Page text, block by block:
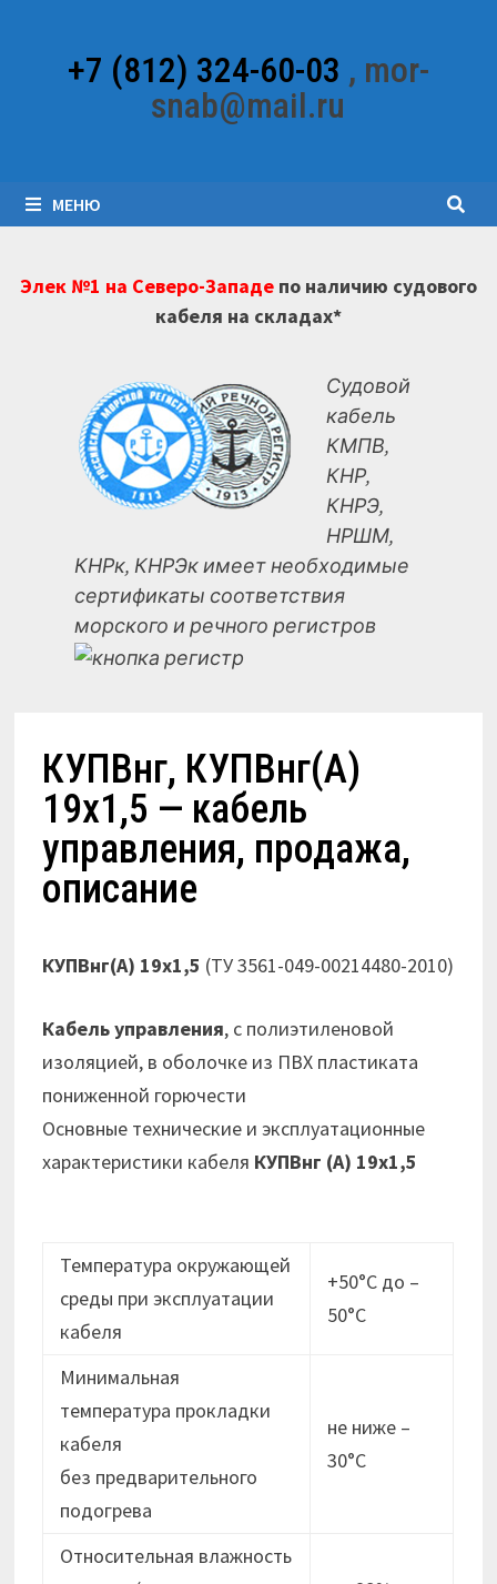
содержимому+7 (812) 324-60-03 , mor-
snab@mail.ru
МЕНЮ
Элек №1 на Северо-Западепо наличию судового
кабеля на складах*
Судовой
кабель
КМПВ,
КНР,
КНРЭ,
НРШМ,
КНРк, КНРЭк имеет необходимые
сертификаты соответствия
морского и речного регистров
КУПВнг, КУПВнг(А)
19х1,5 — кабель
управления, продажа,
описание
КУПВнг(А) 19х1,5 (ТУ 3561-049-00214480-2010)
Кабель управления, с полиэтиленовой
изоляцией, в оболочке из ПВХ пластиката
пониженной горючести
Основные технические и эксплуатационные
характеристики кабеля КУПВнг (А) 19х1,5
Температура окружающей
среды при эксплуатации
кабеля
+50°С до –
50°С
Минимальная
температура прокладки
кабеля
без предварительного
подогрева
не ниже –
30°C
Относительная влажность